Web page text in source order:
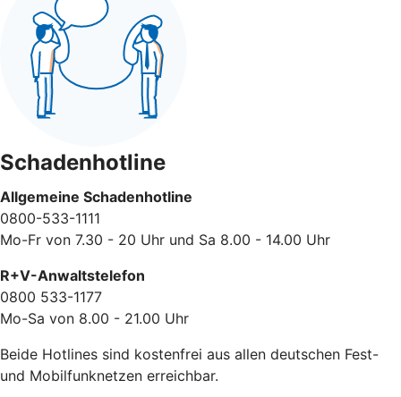
Schadenhotline
Allgemeine Schadenhotline
0800-533-1111
Mo-Fr von 7.30 - 20 Uhr und Sa 8.00 - 14.00 Uhr
R+V-Anwaltstelefon
0800 533-1177
Mo-Sa von 8.00 - 21.00 Uhr
Beide Hotlines sind kostenfrei aus allen deutschen Fest-
und Mobilfunknetzen erreichbar.